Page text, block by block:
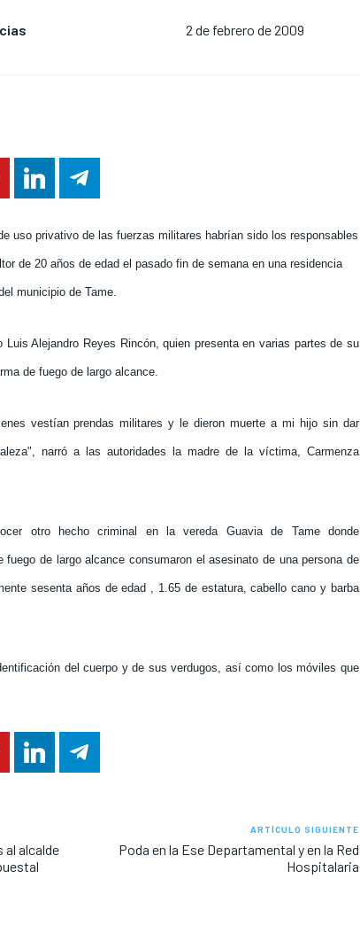
2 de febrero de 2009
uso privativo de las fuerzas militares habrían sido los responsables
de 20 años de edad el pasado fin de semana en una residencia
municipio de Tame.
Luis Alejandro Reyes Rincón, quien presenta en varias partes de su
de fuego de largo alcance.
vestían prendas militares y le dieron muerte a mi hijo sin dar
narró a las autoridades la madre de la víctima, Carmenza
otro hecho criminal en la vereda Guavia de Tame donde
fuego de largo alcance consumaron el asesinato de una persona de
sesenta años de edad , 1.65 de estatura, cabello cano y barba
del cuerpo y de sus verdugos, así como los móviles que
al alcalde
ARTÍCULO SIGUIENTE
Poda en la Ese Departamental y en la Red
Hospitalaria